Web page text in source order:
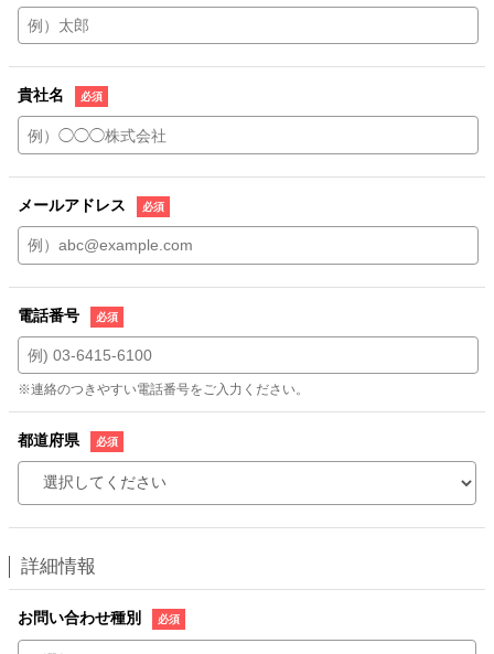
貴社名
メールアドレス
電話番号
※連絡のつきやすい電話番号をご入力ください。
都道府県
詳細情報
お問い合わせ種別